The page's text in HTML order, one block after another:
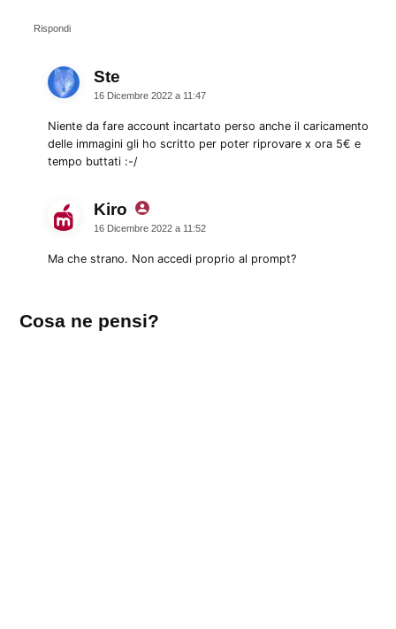
Rispondi
Ste
16 Dicembre 2022 a 11:47
Niente da fare account incartato perso anche il caricamento
delle immagini gli ho scritto per poter riprovare x ora 5€ e
tempo buttati :-/
Kiro dice:
16 Dicembre 2022 a 11:52
Ma che strano. Non accedi proprio al prompt?
un
Cosa ne pensi?